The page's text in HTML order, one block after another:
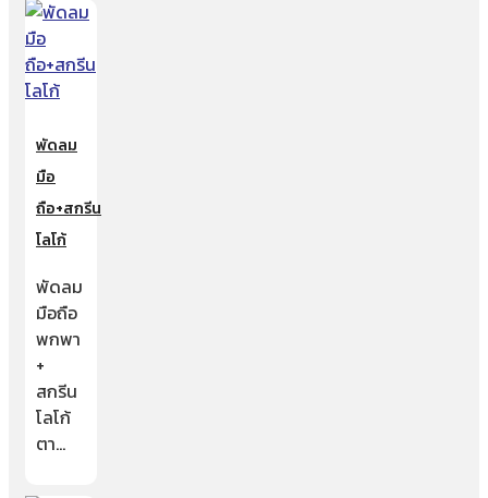
พัดลม
มือ
ถือ+สกรีน
โลโก้
พัดลม
มือถือ
พกพา
+
สกรีน
โลโก้
ตา…